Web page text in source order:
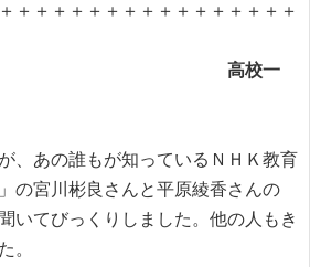
＋＋＋＋＋＋＋＋＋＋＋＋＋＋＋＋
楽 高校一
、あの誰もが知っているＮＨＫ教育
の宮川彬良さんと平原綾香さんの
いてびっくりしました。他の人もき
。